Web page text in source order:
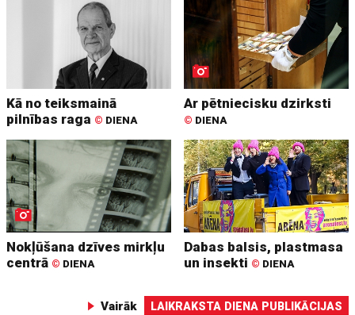
Kā no teiksmainā
pilnības raga © DIENA
Ar pētniecisku dzirksti
© DIENA
Nokļūšana dzīves mirkļu
centrā © DIENA
Dabas balsis, plastmasa
un insekti © DIENA
Vairāk LAIKRAKSTA DIENA PUBLIKĀCIJAS